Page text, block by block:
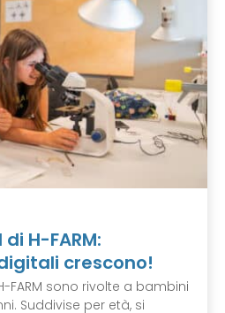
H-FARM:
crescono!
FARM sono rivolte a bambini
Suddivise per età, si